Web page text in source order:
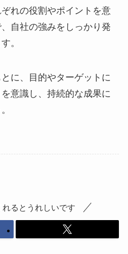
れの役割やポイントを意
自社の強みをしっかり発
。
に、目的やターゲットに
意識し、持続的な成果に
れるとうれしいです